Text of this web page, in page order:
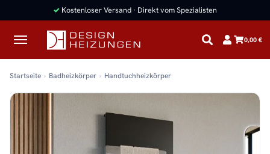
✓ Kostenloser Versand · Direkt vom Spezialisten
0,00 €
Startseite Badheizkörper Handtuchheizkörper